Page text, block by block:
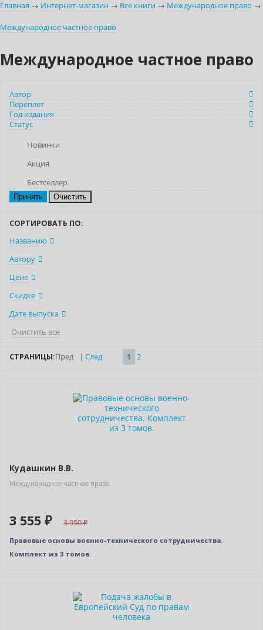
Главная → Интернет-магазин → Все книги → Международное право →
Международное частное право
Международное частное право
Автор
Переплет
Год издания
Статус
Новинки
Акция
Бестселлер
Очистить
СОРТИРОВАТЬ ПО:
Названию
Автору
Цене
Скидке
Дате выпуска
Очистить все
СТРАНИЦЫ:Пред | След 1 2
–10% (скидка 395 ₽)
Кудашкин В.В.
Международное частное право
3 555 ₽ 3 950
Правовые основы военно-технического сотрудничества.
Комплект из 3 томов.